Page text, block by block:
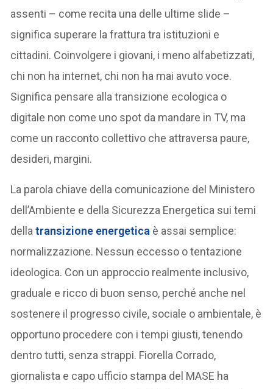
assenti – come recita una delle ultime slide –
significa superare la frattura tra istituzioni e
cittadini. Coinvolgere i giovani, i meno alfabetizzati,
chi non ha internet, chi non ha mai avuto voce.
Significa pensare alla transizione ecologica o
digitale non come uno spot da mandare in TV, ma
come un racconto collettivo che attraversa paure,
desideri, margini.
La parola chiave della comunicazione del Ministero
dell’Ambiente e della Sicurezza Energetica sui temi
dellatransizione energetica è assai semplice:
normalizzazione. Nessun eccesso o tentazione
ideologica. Con un approccio realmente inclusivo,
graduale e ricco di buon senso, perché anche nel
sostenere il progresso civile, sociale o ambientale, è
opportuno procedere con i tempi giusti, tenendo
dentro tutti, senza strappi. Fiorella Corrado,
giornalista e capo ufficio stampa del MASE ha